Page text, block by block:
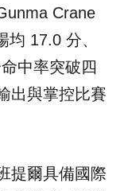
Crane
17.0 分、
中率突破四
出與掌控比賽
提爾具備國際